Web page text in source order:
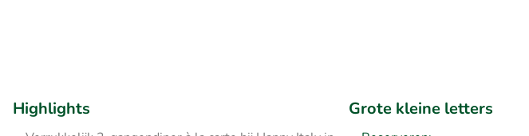
Highlights Grote kleine letters